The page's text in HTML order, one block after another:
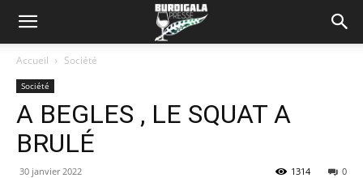
Accueil Société
Société
A BEGLES , LE SQUAT A
BRULÉ
30 janvier 2022 0
1314